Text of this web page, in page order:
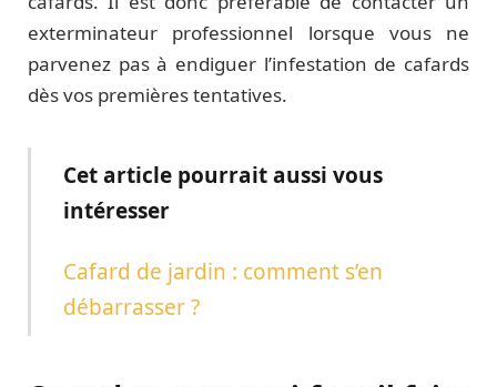
exterminateur professionnel lorsque vous ne
parvenez pas à endiguer l’infestation de cafards
dès vos premières tentatives.
Cet article pourrait aussi vous
intéresser
Cafard de jardin : comment s’en
débarrasser ?